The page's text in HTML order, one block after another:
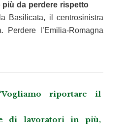
più da perdere rispetto
Basilicata, il centrosinistra
l’Emilia-Romagna
riportare il
di lavoratori in più,